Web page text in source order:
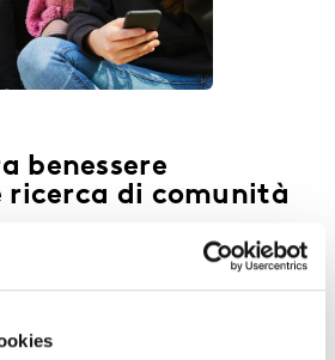
benessere
ricerca di comunità